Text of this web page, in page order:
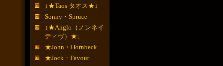
↓★Taos タオス★↓
Sonny・Spruce
↓★Anglo（ノンネイ
ティヴ）★↓
★John・Hornbeck
★Jock・Favour